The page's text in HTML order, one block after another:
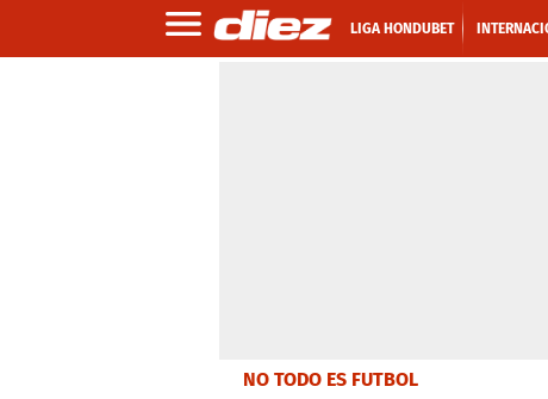
LIGA HONDUBET
NO TODO ES FUTBOL